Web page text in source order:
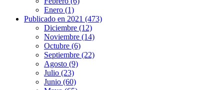
Enero (1)
Publicado en 2021 (473)
Diciembre (12)
Noviembre (14)
Octubre (6)
Septiembre (22)
Agosto (9)
Julio (23)
Junio (60)